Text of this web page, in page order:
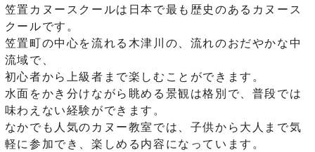
笠置カヌースクールは日本で最も歴史のあるカヌース
クールです。
笠置町の中心を流れる木津川の、流れのおだやかな中
流域で、
初心者から上級者まで楽しむことができます。
水面をかき分けながら眺める景観は格別で、普段では
味わえない経験ができます。
なかでも人気のカヌー教室では、子供から大人まで気
軽に参加でき、楽しめる内容になっています。